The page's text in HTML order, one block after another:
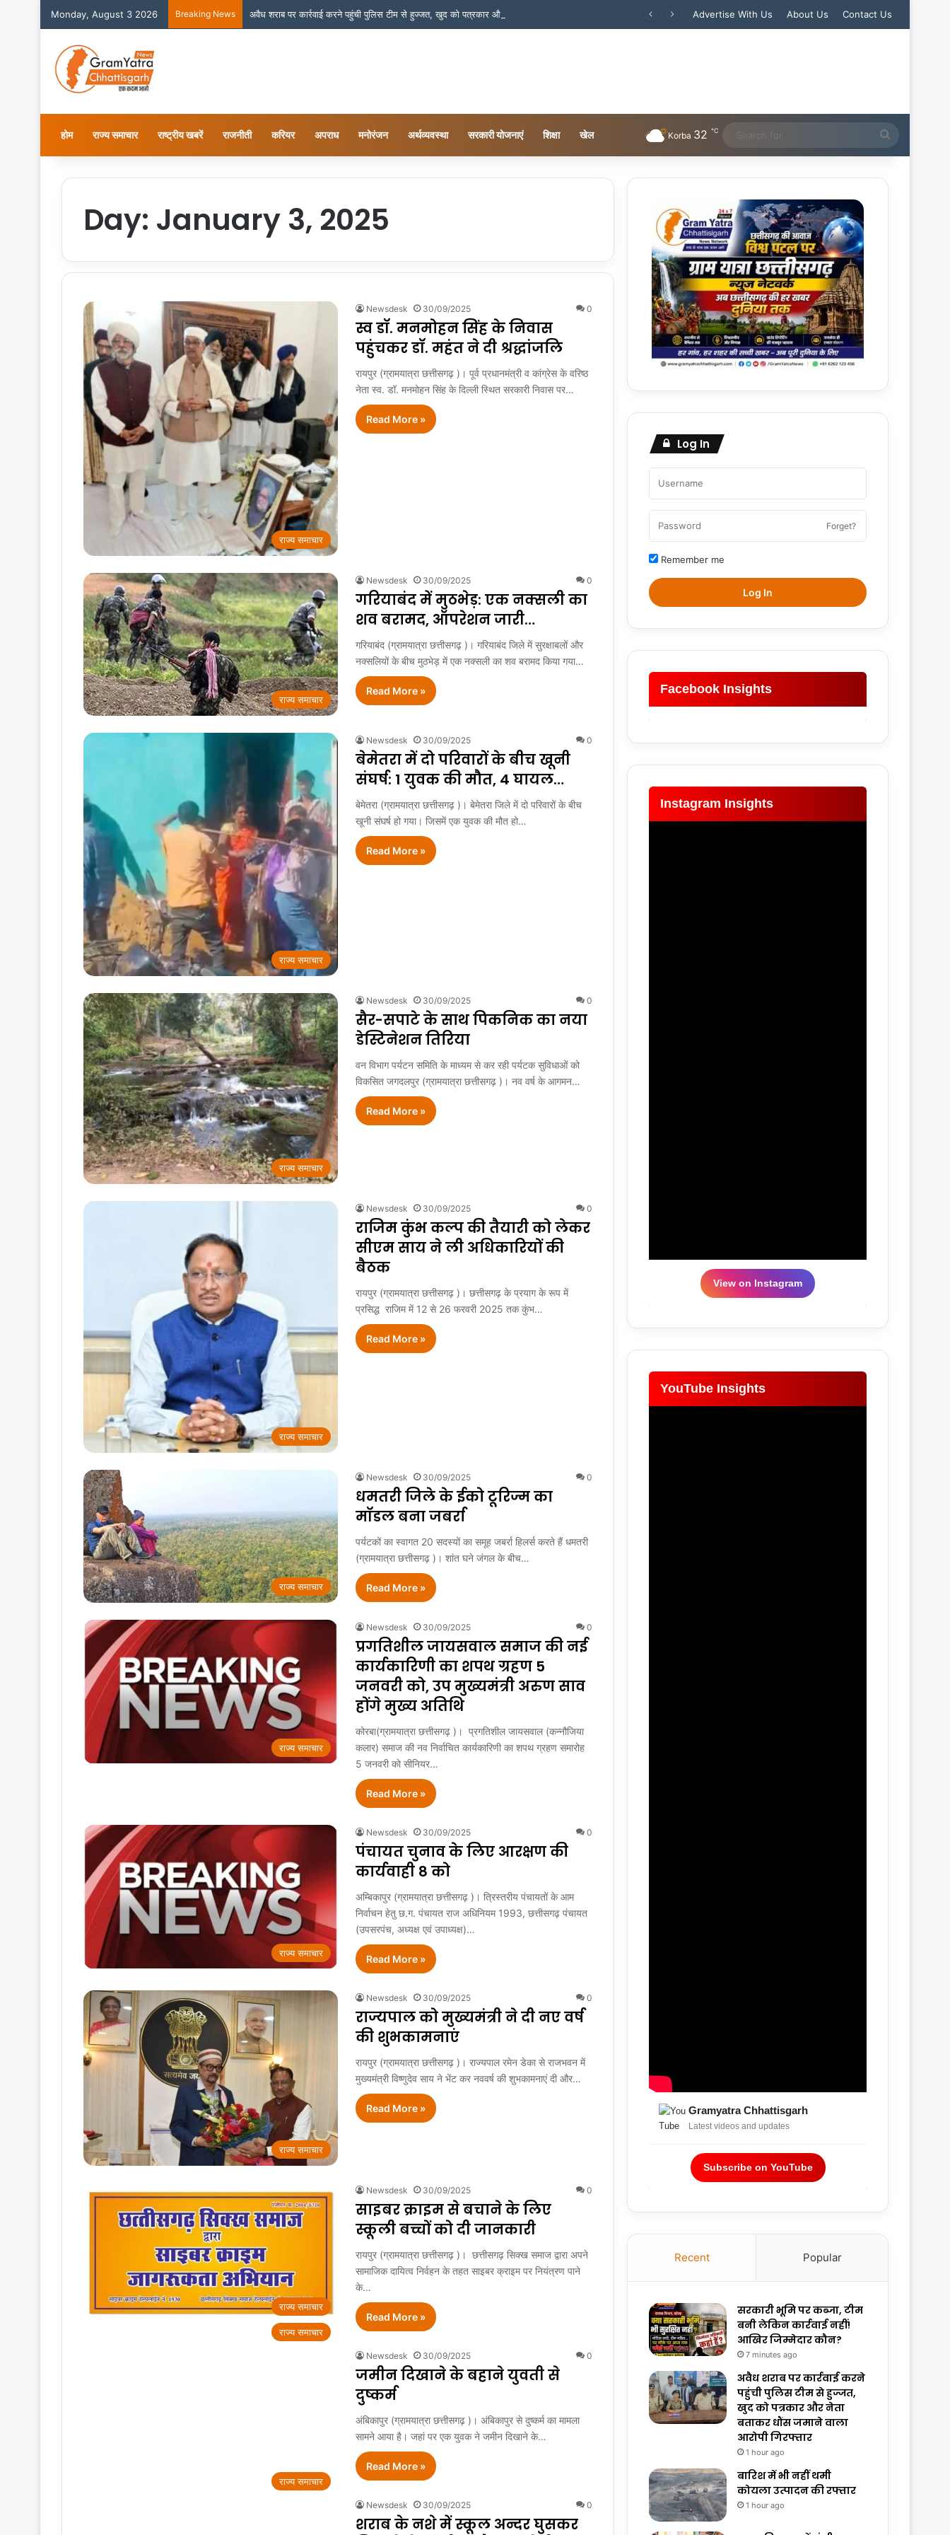
Monday, August 3 2026 Breaking News Advertise With Us About Us Contact Us
होम राज्य समाचार राष्ट्रीय खबरें राजनीती करियर अपराध मनोरंजन अर्थव्यवस्था सरकारी योजनाएं शिक्षा खेल Korba 32 ℃
for
Day: January 3, 2025
राज्य समाचार
Newsdesk 30/09/2025 0
स्व डॉ. मनमोहन सिंह के निवास
पहुंचकर डॉ. महंत ने दी श्रद्धांजलि
रायपुर (ग्रामयात्रा छत्तीसगढ़ )। पूर्व प्रधानमंत्री व कांग्रेस के वरिष्ठ
नेता स्व. डॉ. मनमोहन सिंह के दिल्ली स्थित सरकारी निवास पर…
Read More »
राज्य समाचार
Newsdesk 30/09/2025 0
गरियाबंद में मुठभेड़: एक नक्सली का
शव बरामद, ऑपरेशन जारी…
गरियाबंद (ग्रामयात्रा छत्तीसगढ़ )। गरियाबंद जिले में सुरक्षाबलों और
नक्सलियों के बीच मुठभेड़ में एक नक्सली का शव बरामद किया गया…
Read More »
राज्य समाचार
Newsdesk 30/09/2025 0
बेमेतरा में दो परिवारों के बीच खूनी
संघर्ष: 1 युवक की मौत, 4 घायल…
बेमेतरा (ग्रामयात्रा छत्तीसगढ़ )। बेमेतरा जिले में दो परिवारों के बीच
खूनी संघर्ष हो गया। जिसमें एक युवक की मौत हो…
Read More »
राज्य समाचार
Newsdesk 30/09/2025 0
सैर-सपाटे के साथ पिकनिक का नया
डेस्टिनेशन तिरिया
वन विभाग पर्यटन समिति के माध्यम से कर रही पर्यटक सुविधाओं को
विकसित जगदलपुर (ग्रामयात्रा छत्तीसगढ़ )। नव वर्ष के आगमन…
Read More »
राज्य समाचार
Newsdesk 30/09/2025 0
राजिम कुंभ कल्प की तैयारी को लेकर
सीएम साय ने ली अधिकारियों की
बैठक
रायपुर (ग्रामयात्रा छत्तीसगढ़ )। छत्तीसगढ़ के प्रयाग के रूप में
प्रसिद्ध राजिम में 12 से 26 फरवरी 2025 तक कुंभ…
Read More »
राज्य समाचार
Newsdesk 30/09/2025 0
धमतरी जिले के ईको टूरिज्म का
मॉडल बना जबर्रा
पर्यटकों का स्वागत 20 सदस्यों का समूह जबर्रा हिलर्स करते हैं धमतरी
(ग्रामयात्रा छत्तीसगढ़ )। शांत घने जंगल के बीच…
Read More »
राज्य समाचार
Newsdesk 30/09/2025 0
प्रगतिशील जायसवाल समाज की नई
कार्यकारिणी का शपथ ग्रहण 5
जनवरी को, उप मुख्यमंत्री अरुण साव
होंगे मुख्य अतिथि
कोरबा(ग्रामयात्रा छत्तीसगढ़ )। प्रगतिशील जायसवाल (कन्नौजिया
कलार) समाज की नव निर्वाचित कार्यकारिणी का शपथ ग्रहण समारोह
5 जनवरी को सीनियर…
Read More »
राज्य समाचार
Newsdesk 30/09/2025 0
पंचायत चुनाव के लिए आरक्षण की
कार्यवाही 8 को
अम्बिकापुर (ग्रामयात्रा छत्तीसगढ़ )। त्रिस्तरीय पंचायतों के आम
निर्वाचन हेतु छ.ग. पंचायत राज अधिनियम 1993, छत्तीसगढ़ पंचायत
(उपसरपंच, अध्यक्ष एवं उपाध्यक्ष)…
Read More »
राज्य समाचार
Newsdesk 30/09/2025 0
राज्यपाल को मुख्यमंत्री ने दी नए वर्ष
की शुभकामनाएं
रायपुर (ग्रामयात्रा छत्तीसगढ़ )। राज्यपाल रमेन डेका से राजभवन में
मुख्यमंत्री विष्णुदेव साय ने भेंट कर नववर्ष की शुभकामनाएं दी और…
Read More »
राज्य समाचार
Newsdesk 30/09/2025 0
साइबर क्राइम से बचाने के लिए
स्कूली बच्चों को दी जानकारी
रायपुर (ग्रामयात्रा छत्तीसगढ़ )। छत्तीसगढ़ सिक्ख समाज द्वारा अपने
सामाजिक दायित्व निर्वहन के तहत साइबर क्राइम पर नियंत्रण पाने
के…
Read More »
राज्य समाचार
Newsdesk 30/09/2025 0
जमीन दिखाने के बहाने युवती से
दुष्कर्म
अंबिकापुर (ग्रामयात्रा छत्तीसगढ़ )। अंबिकापुर से दुष्कर्म का मामला
सामने आया है। जहां पर एक युवक ने जमीन दिखाने के…
Read More »
राज्य समाचार
Newsdesk 30/09/2025 0
शराब के नशे में स्कूल अन्दर घुसकर
Log In
Forget?
Remember me
Log In
Facebook Insights
Instagram Insights
View on Instagram
YouTube Insights
Gramyatra Chhattisgarh
Latest videos and updates
Subscribe on YouTube
Recent Popular
सरकारी भूमि पर कब्जा, टीम
बनी लेकिन कार्रवाई नहीं!
आखिर जिम्मेदार कौन?
7 minutes ago
अवैध शराब पर कार्रवाई करने
पहुंची पुलिस टीम से हुज्जत,
खुद को पत्रकार और नेता
बताकर धौंस जमाने वाला
आरोपी गिरफ्तार
1 hour ago
बारिश में भी नहीं थमी
कोयला उत्पादन की रफ्तार
1 hour ago